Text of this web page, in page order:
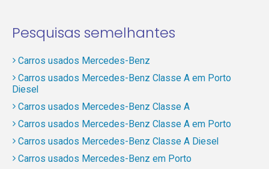
Pesquisas semelhantes
Carros usados Mercedes-Benz
Carros usados Mercedes-Benz Classe A em Porto
Diesel
Carros usados Mercedes-Benz Classe A
Carros usados Mercedes-Benz Classe A em Porto
Carros usados Mercedes-Benz Classe A Diesel
Carros usados Mercedes-Benz em Porto